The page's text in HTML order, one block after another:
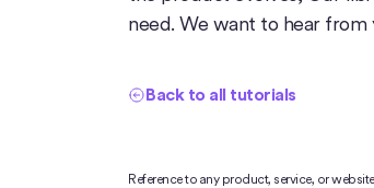
need. We want to hear from
Back to all tutorials
Reference to any product, service, or